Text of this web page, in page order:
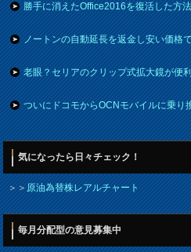
勝手に消えたOffice2016を復活した方
ノートンの自動延長を返金し安い価格
老眼？セリアのクリップ式拡大鏡が便
ついにドコモからOCNモバイルに乗り
気になったら日々チェック！
＞＞原油為替株レアルチャート
毎月分配型の意見募集中